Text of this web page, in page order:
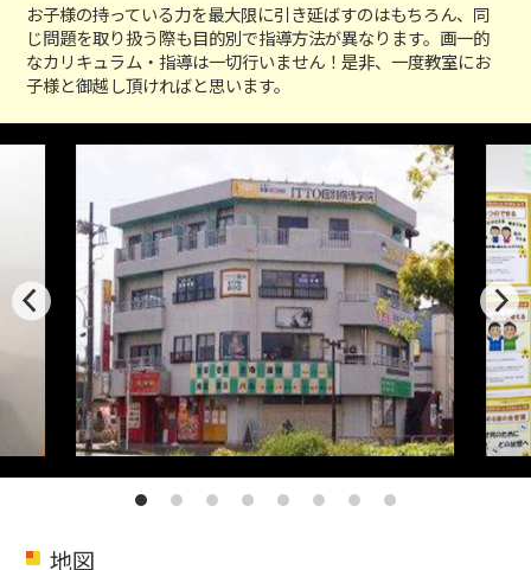
お子様の持っている力を最大限に引き延ばすのはもちろん、同
じ問題を取り扱う際も目的別で指導方法が異なります。画一的
なカリキュラム・指導は一切行いません！是非、一度教室にお
子様と御越し頂ければと思います。
地図